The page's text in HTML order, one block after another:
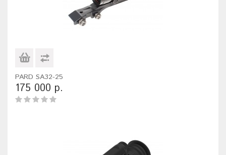
PARD SA32-25
175 000 р.